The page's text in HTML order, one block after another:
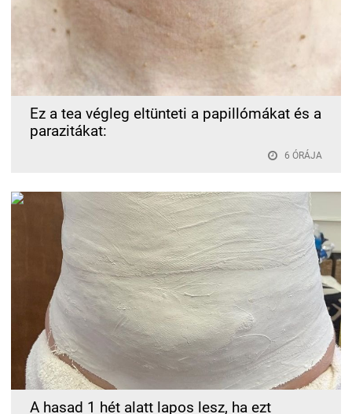
Ez a tea végleg eltünteti a papillómákat és a
parazitákat:
6 ÓRÁJA
A hasad 1 hét alatt lapos lesz, ha ezt